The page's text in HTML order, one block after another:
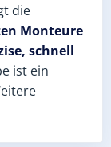
die
Monteure
schnell
ist ein